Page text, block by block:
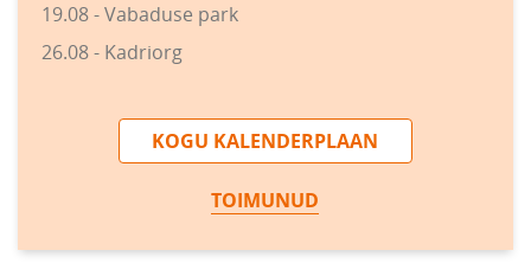
19.08 - Vabaduse park
26.08 - Kadriorg
KOGU KALENDERPLAAN
TOIMUNUD